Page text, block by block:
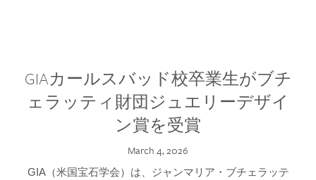
GIAカールスバッド校卒業生がブチ
ェラッティ財団ジュエリーデザイ
ン賞を受賞
March 4, 2026
GIA（米国宝石学会）は、ジャンマリア・ブチェラッテ